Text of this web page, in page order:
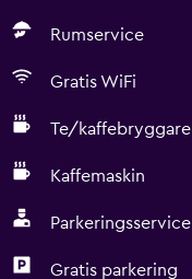
Rumservice
Gratis WiFi
Te/kaffebryggare
Kaffemaskin
Parkeringsservice
Gratis parkering